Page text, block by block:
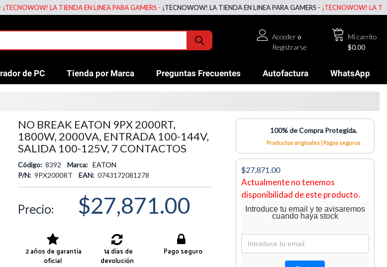
LA TIENDA EN LINEA PARA GAMERS -¡TECNOWOW! LA TIENDA EN LINEA PARA GAMERS -¡TECNOWOW! LA TIENDA
Mi carrito
$0.00
Accedero
Registrarse
de PC Tienda por Marca Preguntas Frecuentes Autofactura WhatsApp
NO BREAK EATON 9PX 2000RT,
1800W, 2000VA, ENTRADA 100-144V,
SALIDA 100-125V, 7 CONTACTOS
Código: 8392 Marca: EATON
P/N: 9PX2000RT EAN: 0743172081278
Precio: $27,871.00
2 años de garantía
oficial
14 días de
devolución
Pago seguro
100% de Compra Protegida.
Productos originales | Pagos seguros
$27,871.00
Actualmente no tenemos
disponibilidad de este producto.
Introduce tu email y te avisaremos
cuando haya stock